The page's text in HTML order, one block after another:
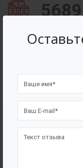
5689
Счастливых клиентов